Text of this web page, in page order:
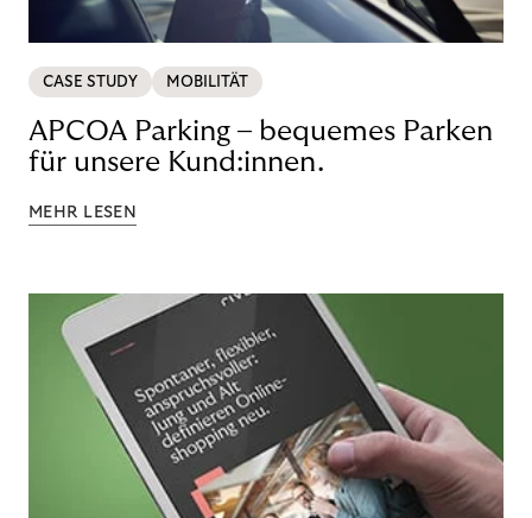
CASE STUDY MOBILITÄT
APCOA Parking – bequemes Parken
für unsere Kund:innen.
MEHR LESEN